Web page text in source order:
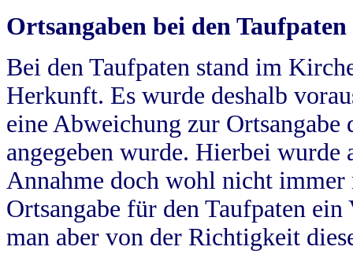
Ortsangaben bei den Taufpaten
Bei den Taufpaten stand im
Herkunft. Es wurde deshalb
eine Abweichung zur
angegeben wurde. Hierbei wurde
Annahme doch wohl nicht
Ortsangabe für den Taufpaten
man aber von der Richtigkeit